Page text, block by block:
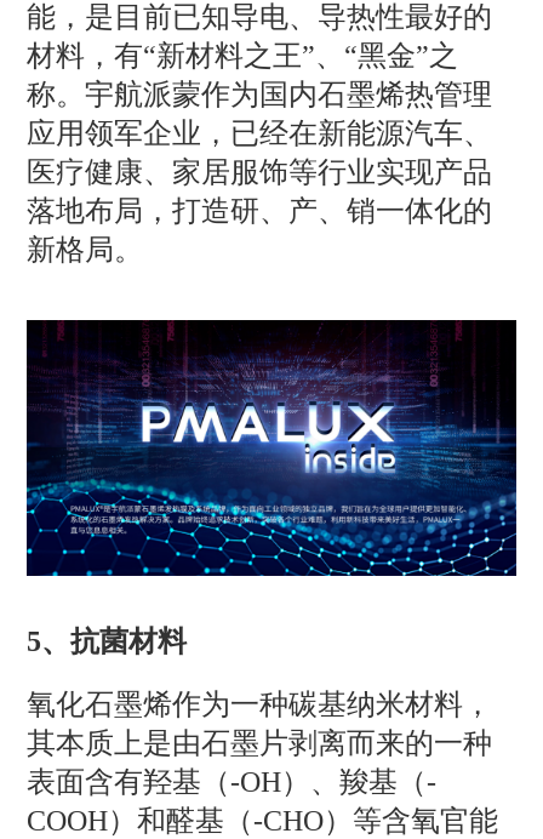
能，是目前已知导电、导热性最好的
材料，有“新材料之王”、“黑金”之
称。宇航派蒙作为国内石墨烯热管理
应用领军企业，已经在新能源汽车、
医疗健康、家居服饰等行业实现产品
落地布局，打造研、产、销一体化的
新格局。
5、抗菌材料
氧化石墨烯作为一种碳基纳米材料，
其本质上是由石墨片剥离而来的一种
表面含有羟基（-OH）、羧基（-
COOH）和醛基（-CHO）等含氧官能